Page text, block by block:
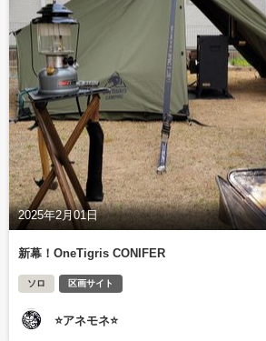
2025年2月01日
新幕！OneTigris CONIFER
ソロ 区画サイト
⭐アネモネ⭐